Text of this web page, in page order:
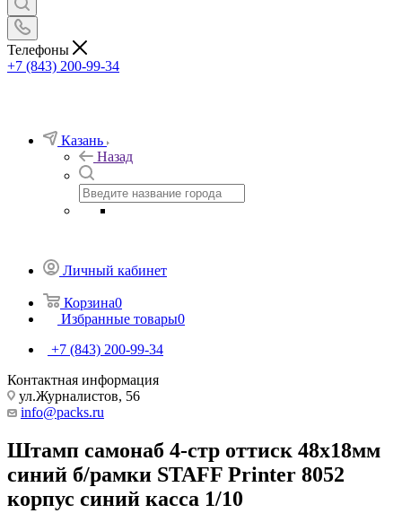
Телефоны
+7 (843) 200-99-34
Казань
Назад
Личный кабинет
Корзина0
Избранные товары0
+7 (843) 200-99-34
Контактная информация
ул.Журналистов, 56
info@packs.ru
Штамп самонаб 4-стр оттиск 48х18мм
синий б/рамки STAFF Printer 8052
корпус синий касса 1/10